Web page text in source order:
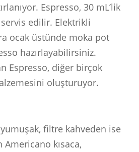
Espresso, 30 mL’lik
edilir. Elektrikli
ocak üstünde moka pot
hazırlayabilirsiniz.
Espresso, diğer birçok
oluşturuyor.
filtre kahveden ise
kısaca,